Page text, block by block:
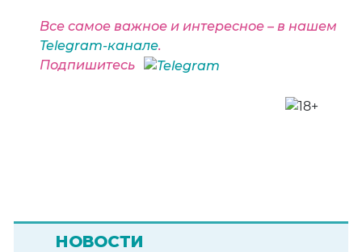
Все самое важное и интересное – в нашем
Telegram-канале.
Подпишитесь
НОВОСТИ